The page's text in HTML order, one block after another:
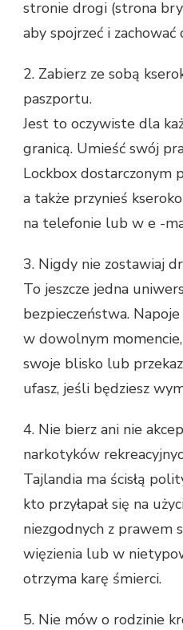
stronie drogi (strona
aby spojrzeć i zachować
2. Zabierz ze sobą
paszportu.
Jest to oczywiste dla
granicą. Umieść swój
Lockbox dostarczonym
a także przynieś
na telefonie lub w e -
3. Nigdy nie zostawiaj
To jeszcze jedna
bezpieczeństwa.
w dowolnym
swoje blisko lub
ufasz, jeśli będziesz
4. Nie bierz ani nie
narkotyków
Tajlandia ma ścisłą
kto przyłapał się na
niezgodnych z prawem
więzienia lub w
otrzyma karę śmierci.
5. Nie mów o rodzinie